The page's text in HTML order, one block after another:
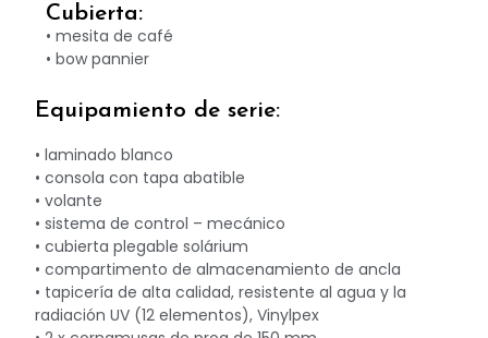
Cubierta:
• mesita de café
• bow pannier
Equipamiento de serie:
• laminado blanco
• consola con tapa abatible
• volante
• sistema de control – mecánico
• cubierta plegable solárium
• compartimento de almacenamiento de ancla
• tapicería de alta calidad, resistente al agua y la
radiación UV (12 elementos), Vinylpex